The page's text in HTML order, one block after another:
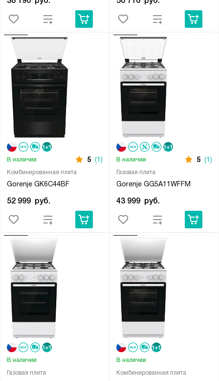
Комбинированная плита
Gorenje GK6C44BF
В наличии 5 (1)
52 999 руб.
Газовая плита
Gorenje GG5A11WFFM
В наличии 5 (1)
43 999 руб.
Газовая плита
В наличии
Комбинированная плита
В наличии